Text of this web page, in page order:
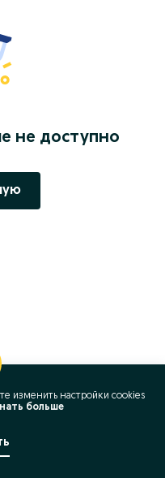
не доступно
изменить настройки cookies
больше